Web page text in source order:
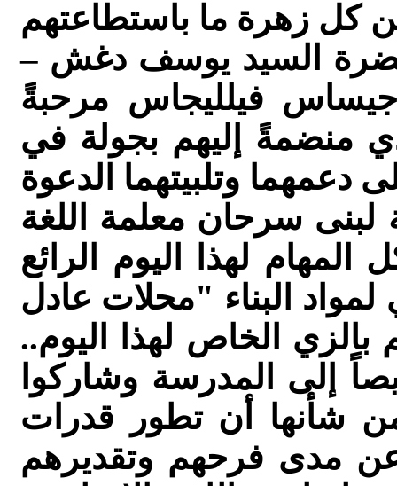
السيد يوسف دغش –
جيساس فيلليجاس مرحبةً
منضمةً إليهم بجولة في
لبنى سرحان معلمة اللغة
لهذا اليوم الرائع
البناء "محلات عادل
الخاص لهذا اليوم..
إلى المدرسة وشاركوا
شأنها أن تطور قدرات
عن مدى فرحهم وتقديرهم